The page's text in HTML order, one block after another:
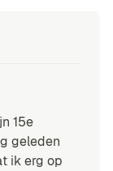
15e
geleden
ik erg op